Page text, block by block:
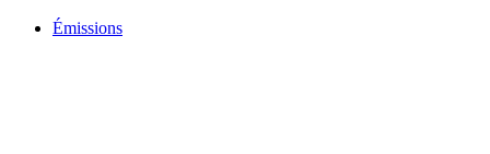
Émissions